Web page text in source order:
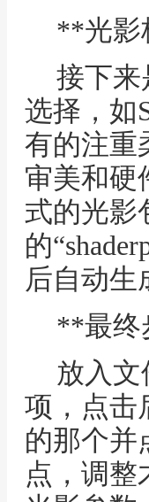
**光影
接下来
选择，如
有的注重
审美和硬
式的光影
的
后自动生
**最终
放入
项，点击
的那个并
点，调整